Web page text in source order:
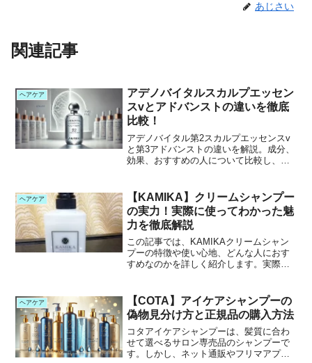
あじさい
関連記事
ヘアケア
アデノバイタルスカルプエッセン
スvとアドバンストの違いを徹底
比較！
アデノバイタル第2スカルプエッセンスv
と第3アドバンストの違いを解説。成分、
効果、おすすめの人について比較し、あ
ヘアケア
【KAMIKA】クリームシャンプー
の実力！実際に使ってわかった魅
力を徹底解説
この記事では、KAMIKAクリームシャン
プーの特徴や使い心地、どんな人におす
すめなのかを詳しく紹介します。実際に
ます！この記事を読むとわかること
KAMIKAクリームシ...
ヘアケア
【COTA】アイケアシャンプーの
偽物見分け方と正規品の購入方法
コタアイケアシャンプーは、髪質に合わ
せて選べるサロン専売品のシャンプーで
す。しかし、ネット通販やフリマアプリ